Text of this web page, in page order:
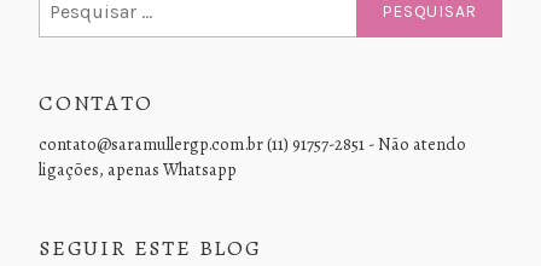
por:
CONTATO
contato@saramullergp.com.br (11) 91757-2851 - Não atendo
ligações, apenas Whatsapp
SEGUIR ESTE BLOG